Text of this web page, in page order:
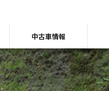
中古車情報